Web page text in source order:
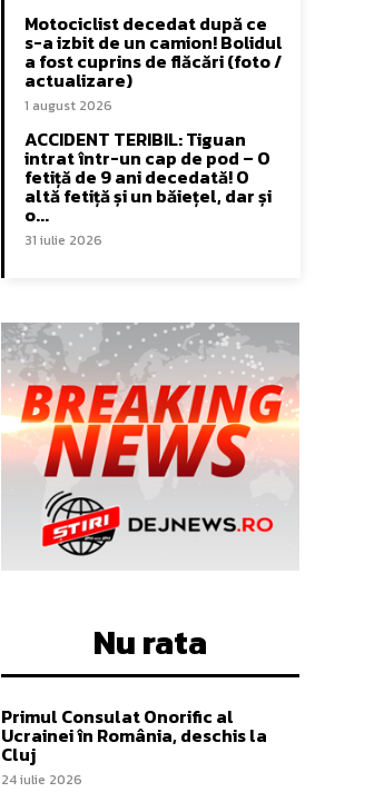
Motociclist decedat după ce
s-a izbit de un camion! Bolidul
a fost cuprins de flăcări (foto /
actualizare)
1 august 2026
ACCIDENT TERIBIL: Tiguan
intrat într-un cap de pod – O
fetiță de 9 ani decedată! O
altă fetiță și un băiețel, dar și
o...
31 iulie 2026
Nu rata
Primul Consulat Onorific al
Ucrainei în România, deschis la
Cluj
24 iulie 2026